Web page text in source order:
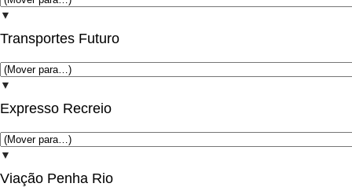
▼
Transportes Futuro
▼
Expresso Recreio
▼
Viação Penha Rio